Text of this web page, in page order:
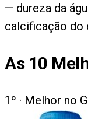
— dureza da
calcificação do
As 10
1 º · Melhor no